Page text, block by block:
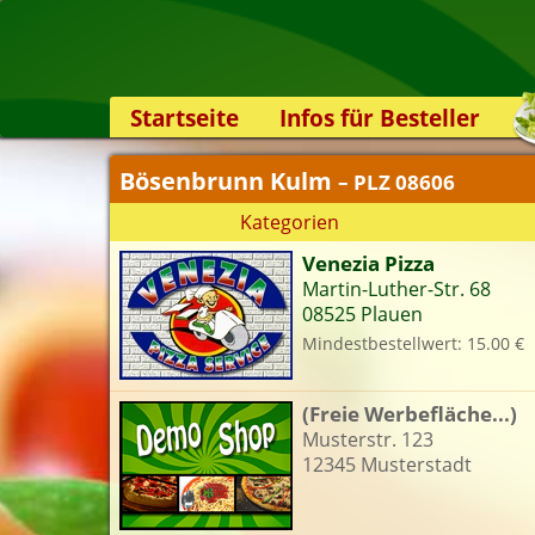
Startseite
Infos für Besteller
Lieferservice-App
Weiterempfehlen
Newsletter
Sicherheit
Kontakt
Bösenbrunn Kulm – PLZ 08606
Kategorien
Venezia Pizza
Martin-Luther-Str. 68
08525 Plauen
Mindestbestellwert: 15.00 €
(Freie Werbefläche...)
Musterstr. 123
12345 Musterstadt